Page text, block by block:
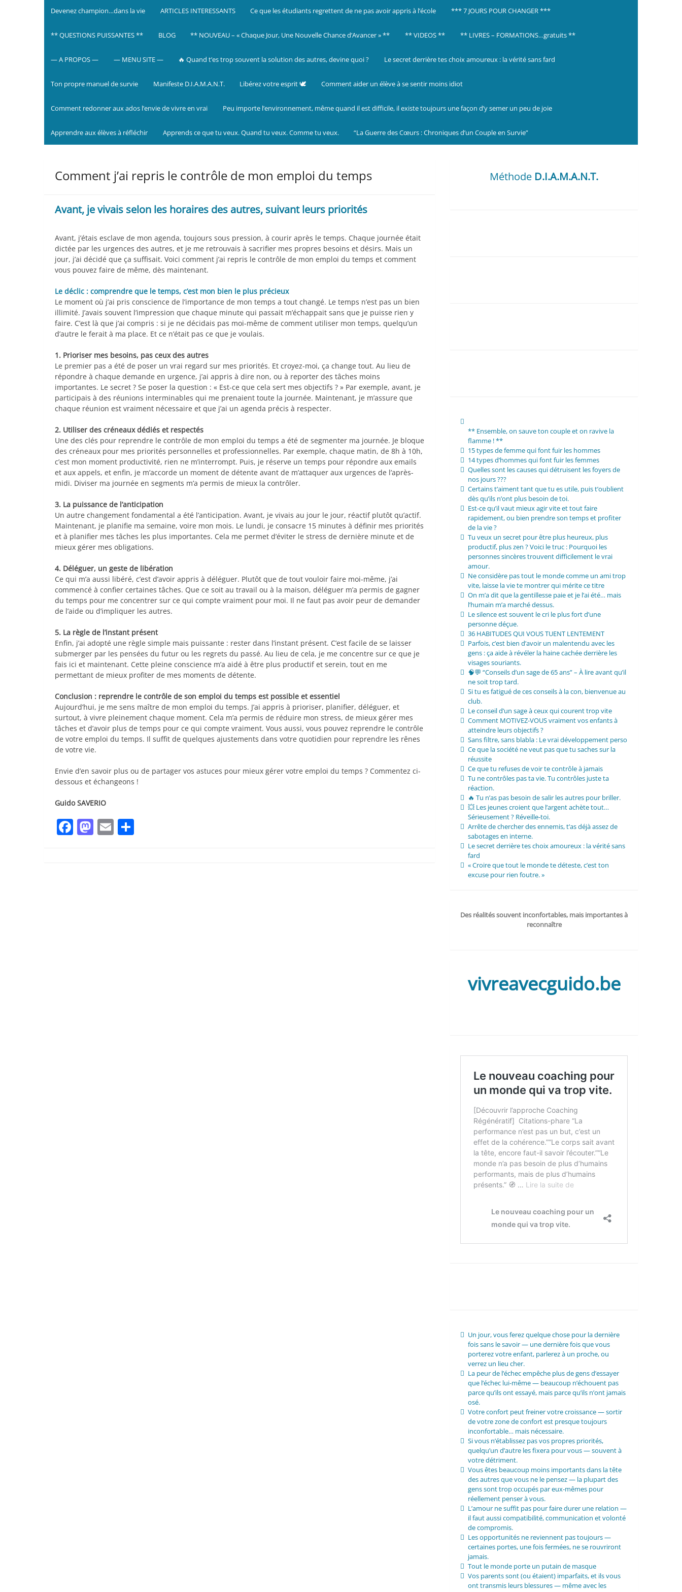
Devenez champion…dans la vie ARTICLES INTERESSANTS Ce que les étudiants regrettent de ne pas avoir appris à l’école *** 7 JOURS POUR CHANGER ***
** QUESTIONS PUISSANTES ** BLOG ** NOUVEAU – « Chaque Jour, Une Nouvelle Chance d’Avancer » ** ** VIDEOS ** ** LIVRES – FORMATIONS…gratuits **
— A PROPOS — — MENU SITE — 🔥 Quand t’es trop souvent la solution des autres, devine quoi ? Le secret derrière tes choix amoureux : la vérité sans fard
Ton propre manuel de survie Manifeste D.I.A.M.A.N.T. Libérez votre esprit 🕊️ Comment aider un élève à se sentir moins idiot
Comment redonner aux ados l’envie de vivre en vrai Peu importe l’environnement, même quand il est difficile, il existe toujours une façon d’y semer un peu de joie
Apprendre aux élèves à réfléchir Apprends ce que tu veux. Quand tu veux. Comme tu veux. “La Guerre des Cœurs : Chroniques d’un Couple en Survie”
Comment j’ai repris le contrôle de mon emploi du temps
Avant, je vivais selon les horaires des autres, suivant leurs priorités
Avant, j’étais esclave de mon agenda, toujours sous pression, à courir après le temps. Chaque journée était
dictée par les urgences des autres, et je me retrouvais à sacrifier mes propres besoins et désirs. Mais un
jour, j’ai décidé que ça suffisait. Voici comment j’ai repris le contrôle de mon emploi du temps et comment
vous pouvez faire de même, dès maintenant.
Le déclic : comprendre que le temps, c’est mon bien le plus précieux
Le moment où j’ai pris conscience de l’importance de mon temps a tout changé. Le temps n’est pas un bien
illimité. J’avais souvent l’impression que chaque minute qui passait m’échappait sans que je puisse rien y
faire. C’est là que j’ai compris : si je ne décidais pas moi-même de comment utiliser mon temps, quelqu’un
d’autre le ferait à ma place. Et ce n’était pas ce que je voulais.
1. Prioriser mes besoins, pas ceux des autres
Le premier pas a été de poser un vrai regard sur mes priorités. Et croyez-moi, ça change tout. Au lieu de
répondre à chaque demande en urgence, j’ai appris à dire non, ou à reporter des tâches moins
importantes. Le secret ? Se poser la question : « Est-ce que cela sert mes objectifs ? » Par exemple, avant, je
participais à des réunions interminables qui me prenaient toute la journée. Maintenant, je m’assure que
chaque réunion est vraiment nécessaire et que j’ai un agenda précis à respecter.
2. Utiliser des créneaux dédiés et respectés
Une des clés pour reprendre le contrôle de mon emploi du temps a été de segmenter ma journée. Je bloque
des créneaux pour mes priorités personnelles et professionnelles. Par exemple, chaque matin, de 8h à 10h,
c’est mon moment productivité, rien ne m’interrompt. Puis, je réserve un temps pour répondre aux emails
et aux appels, et enfin, je m’accorde un moment de détente avant de m’attaquer aux urgences de l’après-
midi. Diviser ma journée en segments m’a permis de mieux la contrôler.
3. La puissance de l’anticipation
Un autre changement fondamental a été l’anticipation. Avant, je vivais au jour le jour, réactif plutôt qu’actif.
Maintenant, je planifie ma semaine, voire mon mois. Le lundi, je consacre 15 minutes à définir mes priorités
et à planifier mes tâches les plus importantes. Cela me permet d’éviter le stress de dernière minute et de
mieux gérer mes obligations.
4. Déléguer, un geste de libération
Ce qui m’a aussi libéré, c’est d’avoir appris à déléguer. Plutôt que de tout vouloir faire moi-même, j’ai
commencé à confier certaines tâches. Que ce soit au travail ou à la maison, déléguer m’a permis de gagner
du temps pour me concentrer sur ce qui compte vraiment pour moi. Il ne faut pas avoir peur de demander
de l’aide ou d’impliquer les autres.
5. La règle de l’instant présent
Enfin, j’ai adopté une règle simple mais puissante : rester dans l’instant présent. C’est facile de se laisser
submerger par les pensées du futur ou les regrets du passé. Au lieu de cela, je me concentre sur ce que je
fais ici et maintenant. Cette pleine conscience m’a aidé à être plus productif et serein, tout en me
permettant de mieux profiter de mes moments de détente.
Conclusion : reprendre le contrôle de son emploi du temps est possible et essentiel
Aujourd’hui, je me sens maître de mon emploi du temps. J’ai appris à prioriser, planifier, déléguer, et
surtout, à vivre pleinement chaque moment. Cela m’a permis de réduire mon stress, de mieux gérer mes
tâches et d’avoir plus de temps pour ce qui compte vraiment. Vous aussi, vous pouvez reprendre le contrôle
de votre emploi du temps. Il suffit de quelques ajustements dans votre quotidien pour reprendre les rênes
de votre vie.
Envie d’en savoir plus ou de partager vos astuces pour mieux gérer votre emploi du temps ? Commentez ci-
dessous et échangeons !
Guido SAVERIO
Facebook
Mastodon
Email
Méthode D.I.A.M.A.N.T.
** Ensemble, on sauve ton couple et on ravive la
flamme ! **
15 types de femme qui font fuir les hommes
14 types d’hommes qui font fuir les femmes
Quelles sont les causes qui détruisent les foyers de
nos jours ???
Certains t’aiment tant que tu es utile, puis t’oublient
dès qu’ils n’ont plus besoin de toi.
Est-ce qu’il vaut mieux agir vite et tout faire
rapidement, ou bien prendre son temps et profiter
de la vie ?
Tu veux un secret pour être plus heureux, plus
productif, plus zen ? Voici le truc : Pourquoi les
personnes sincères trouvent difficilement le vrai
amour.
Ne considère pas tout le monde comme un ami trop
vite, laisse la vie te montrer qui mérite ce titre
On m’a dit que la gentillesse paie et je l’ai été… mais
l’humain m’a marché dessus.
Le silence est souvent le cri le plus fort d’une
personne déçue.
36 HABITUDES QUI VOUS TUENT LENTEMENT
Parfois, c’est bien d’avoir un malentendu avec les
gens : ça aide à révéler la haine cachée derrière les
visages souriants.
🧠💬 “Conseils d’un sage de 65 ans” – À lire avant qu’il
ne soit trop tard.
Si tu es fatigué de ces conseils à la con, bienvenue au
club.
Le conseil d’un sage à ceux qui courent trop vite
Comment MOTIVEZ-VOUS vraiment vos enfants à
atteindre leurs objectifs ?
Sans filtre, sans blabla : Le vrai développement perso
Ce que la société ne veut pas que tu saches sur la
réussite
Ce que tu refuses de voir te contrôle à jamais
Tu ne contrôles pas ta vie. Tu contrôles juste ta
réaction.
🔥 Tu n’as pas besoin de salir les autres pour briller.
💥 Les jeunes croient que l’argent achète tout…
Sérieusement ? Réveille-toi.
Arrête de chercher des ennemis, t’as déjà assez de
sabotages en interne.
Le secret derrière tes choix amoureux : la vérité sans
fard
« Croire que tout le monde te déteste, c’est ton
excuse pour rien foutre. »
Des réalités souvent inconfortables, mais importantes à
reconnaître
vivreavecguido.be
Un jour, vous ferez quelque chose pour la dernière
fois sans le savoir — une dernière fois que vous
porterez votre enfant, parlerez à un proche, ou
verrez un lieu cher.
La peur de l’échec empêche plus de gens d’essayer
que l’échec lui-même — beaucoup n’échouent pas
parce qu’ils ont essayé, mais parce qu’ils n’ont jamais
osé.
Votre confort peut freiner votre croissance — sortir
de votre zone de confort est presque toujours
inconfortable… mais nécessaire.
Si vous n’établissez pas vos propres priorités,
quelqu’un d’autre les fixera pour vous — souvent à
votre détriment.
Vous êtes beaucoup moins importants dans la tête
des autres que vous ne le pensez — la plupart des
gens sont trop occupés par eux-mêmes pour
réellement penser à vous.
L’amour ne suffit pas pour faire durer une relation —
il faut aussi compatibilité, communication et volonté
de compromis.
Les opportunités ne reviennent pas toujours —
certaines portes, une fois fermées, ne se rouvriront
jamais.
Tout le monde porte un putain de masque
Vos parents sont (ou étaient) imparfaits, et ils vous
ont transmis leurs blessures — même avec les